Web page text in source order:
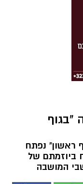
"בגוף
ראשון" נפתח
ביוזמתם של
המושבה